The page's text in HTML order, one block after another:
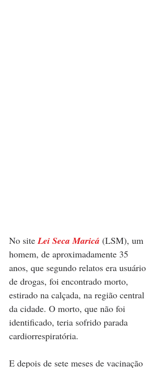
No site Lei Seca Maricá (LSM), um
homem, de aproximadamente 35
anos, que segundo relatos era usuário
de drogas, foi encontrado morto,
estirado na calçada, na região central
da cidade. O morto, que não foi
identificado, teria sofrido parada
cardiorrespiratória.
E depois de sete meses de vacinação